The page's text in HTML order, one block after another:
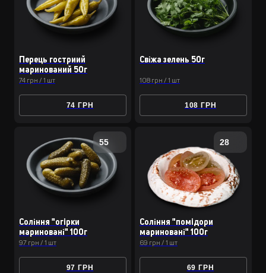
Перець гостриий
маринований 50г
74 грн / 1 шт
74 ГРН
Свіжа зелень 50г
108 грн / 1 шт
108 ГРН
55
Соління "огiрки
мариновані" 100г
97 грн / 1 шт
97 ГРН
28
Соління "помiдори
мариновані" 100г
69 грн / 1 шт
69 ГРН